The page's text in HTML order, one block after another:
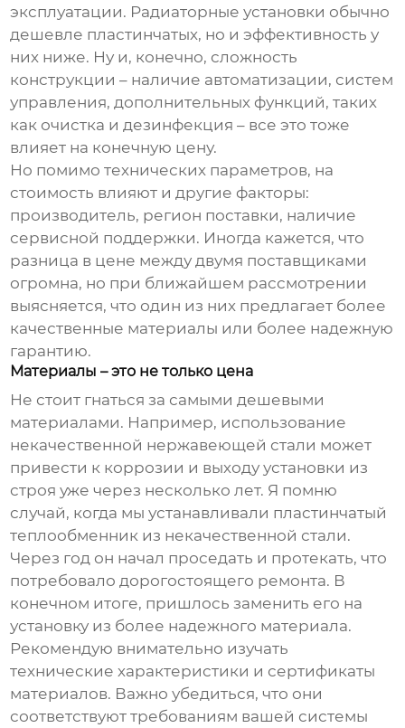
эксплуатации. Радиаторные установки обычно
дешевле пластинчатых, но и эффективность у
них ниже. Ну и, конечно, сложность
конструкции – наличие автоматизации, систем
управления, дополнительных функций, таких
как очистка и дезинфекция – все это тоже
влияет на конечную цену.
Но помимо технических параметров, на
стоимость влияют и другие факторы:
производитель, регион поставки, наличие
сервисной поддержки. Иногда кажется, что
разница в цене между двумя поставщиками
огромна, но при ближайшем рассмотрении
выясняется, что один из них предлагает более
качественные материалы или более надежную
гарантию.
Материалы – это не только цена
Не стоит гнаться за самыми дешевыми
материалами. Например, использование
некачественной нержавеющей стали может
привести к коррозии и выходу установки из
строя уже через несколько лет. Я помню
случай, когда мы устанавливали пластинчатый
теплообменник из некачественной стали.
Через год он начал проседать и протекать, что
потребовало дорогостоящего ремонта. В
конечном итоге, пришлось заменить его на
установку из более надежного материала.
Рекомендую внимательно изучать
технические характеристики и сертификаты
материалов. Важно убедиться, что они
соответствуют требованиям вашей системы